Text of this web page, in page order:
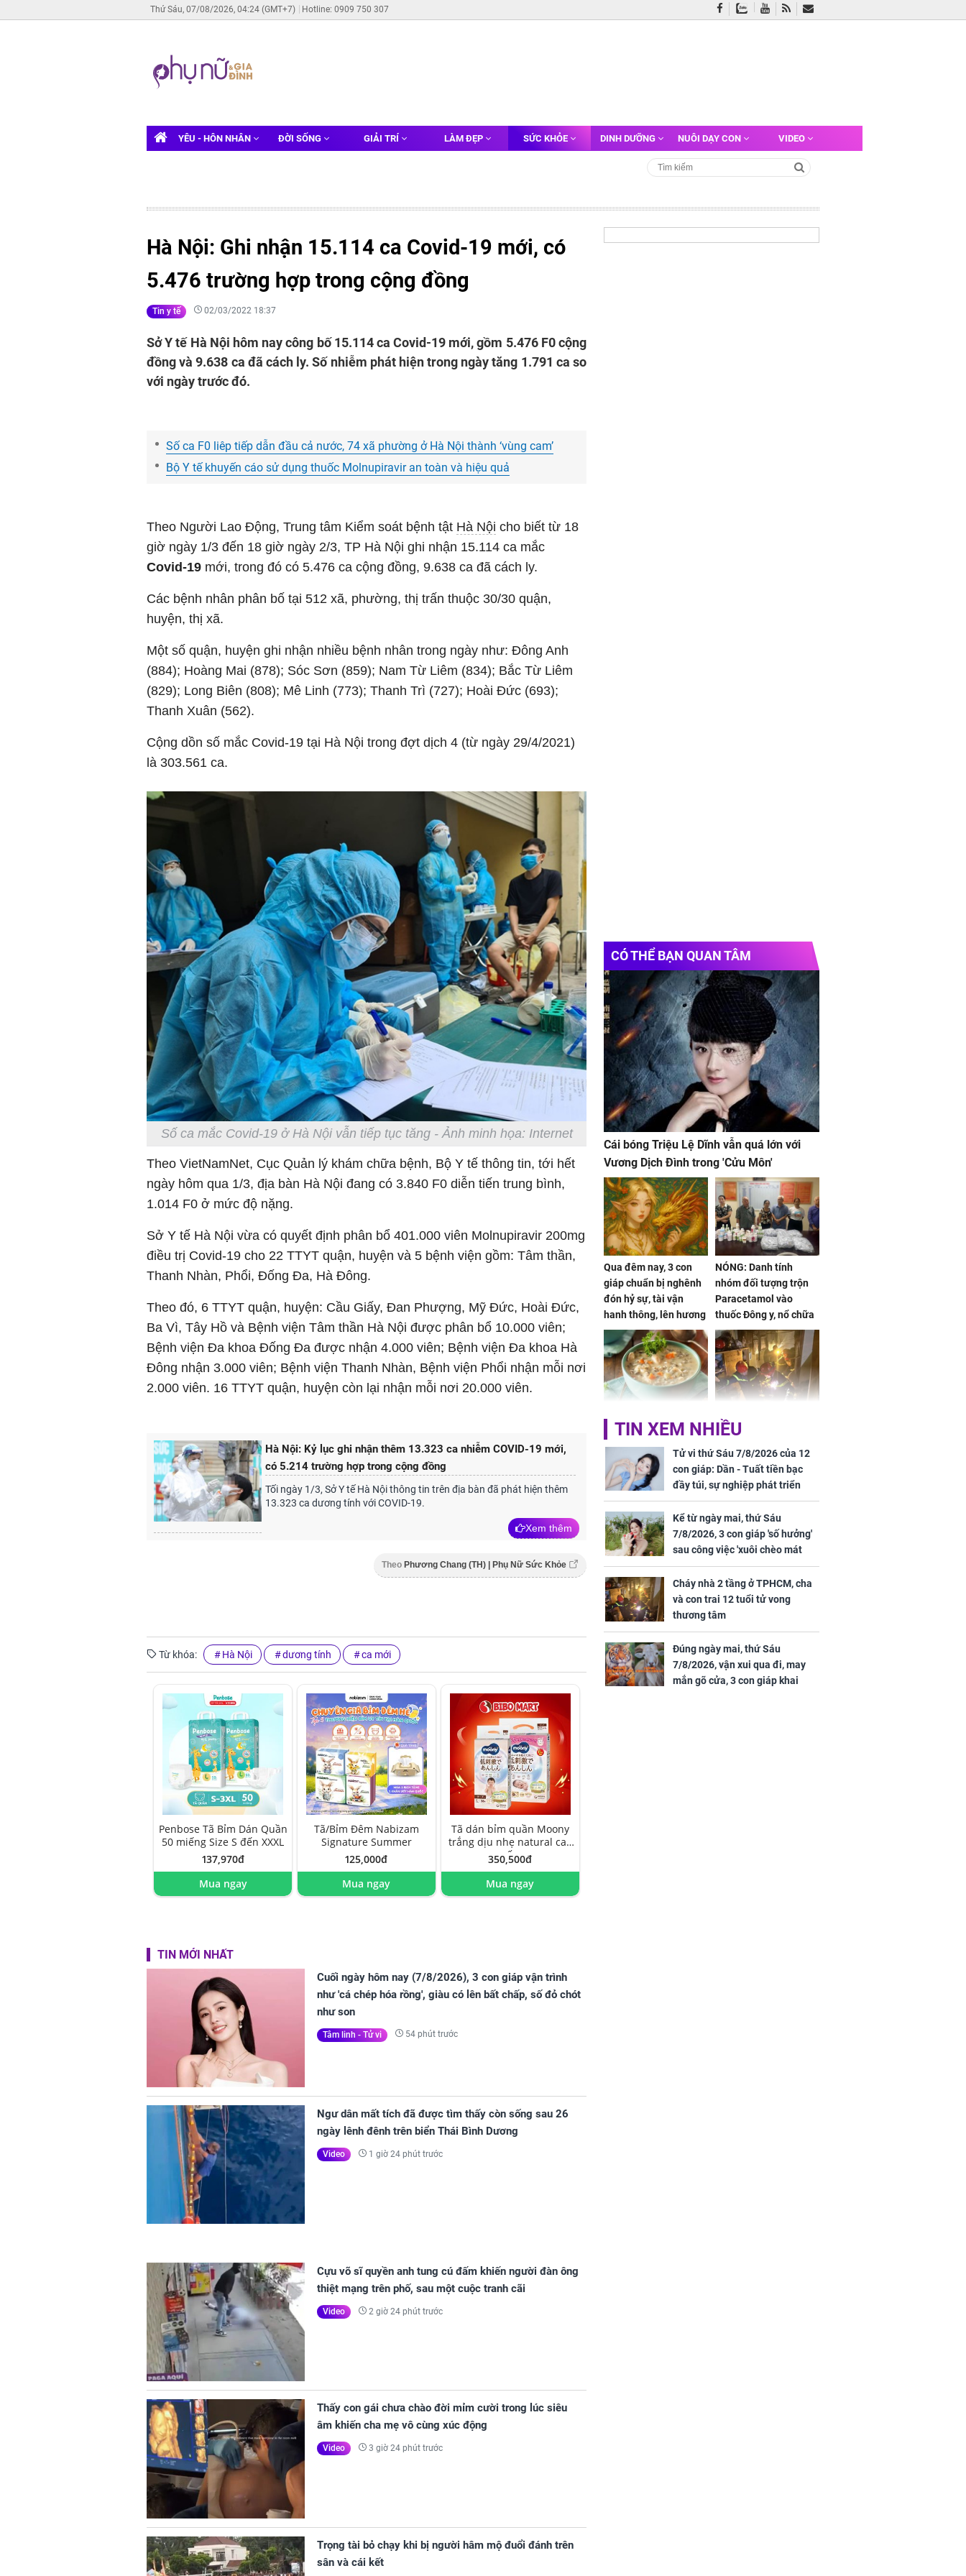
Thứ Sáu, 07/08/2026, 04:24 (GMT+7) Hotline: 0909 750 307
YÊU - HÔN NHÂN ĐỜI SỐNG GIẢI TRÍ LÀM ĐẸP SỨC KHỎE DINH DƯỠNG NUÔI DẠY CON VIDEO
Hà Nội: Ghi nhận 15.114 ca Covid-19 mới, có
5.476 trường hợp trong cộng đồng
Tin y tế 02/03/2022 18:37
Sở Y tế Hà Nội hôm nay công bố 15.114 ca Covid-19 mới, gồm 5.476 F0 cộng
đồng và 9.638 ca đã cách ly. Số nhiễm phát hiện trong ngày tăng 1.791 ca so
với ngày trước đó.
Số ca F0 liêp tiếp dẫn đầu cả nước, 74 xã phường ở Hà Nội thành ‘vùng cam’
Bộ Y tế khuyến cáo sử dụng thuốc Molnupiravir an toàn và hiệu quả
Theo Người Lao Động, Trung tâm Kiểm soát bệnh tật Hà Nội cho biết từ 18
giờ ngày 1/3 đến 18 giờ ngày 2/3, TP Hà Nội ghi nhận 15.114 ca mắc
Covid-19 mới, trong đó có 5.476 ca cộng đồng, 9.638 ca đã cách ly.
Các bệnh nhân phân bố tại 512 xã, phường, thị trấn thuộc 30/30 quận,
huyện, thị xã.
Một số quận, huyện ghi nhận nhiều bệnh nhân trong ngày như: Đông Anh
(884); Hoàng Mai (878); Sóc Sơn (859); Nam Từ Liêm (834); Bắc Từ Liêm
(829); Long Biên (808); Mê Linh (773); Thanh Trì (727); Hoài Đức (693);
Thanh Xuân (562).
Cộng dồn số mắc Covid-19 tại Hà Nội trong đợt dịch 4 (từ ngày 29/4/2021)
là 303.561 ca.
Số ca mắc Covid-19 ở Hà Nội vẫn tiếp tục tăng - Ảnh minh họa: Internet
Theo VietNamNet, Cục Quản lý khám chữa bệnh, Bộ Y tế thông tin, tới hết
ngày hôm qua 1/3, địa bàn Hà Nội đang có 3.840 F0 diễn tiến trung bình,
1.014 F0 ở mức độ nặng.
Sở Y tế Hà Nội vừa có quyết định phân bổ 401.000 viên Molnupiravir 200mg
điều trị Covid-19 cho 22 TTYT quận, huyện và 5 bệnh viện gồm: Tâm thần,
Thanh Nhàn, Phổi, Đống Đa, Hà Đông.
Theo đó, 6 TTYT quận, huyện: Cầu Giấy, Đan Phượng, Mỹ Đức, Hoài Đức,
Ba Vì, Tây Hồ và Bệnh viện Tâm thần Hà Nội được phân bổ 10.000 viên;
Bệnh viện Đa khoa Đống Đa được nhận 4.000 viên; Bệnh viện Đa khoa Hà
Đông nhận 3.000 viên; Bệnh viện Thanh Nhàn, Bệnh viện Phổi nhận mỗi nơi
2.000 viên. 16 TTYT quận, huyện còn lại nhận mỗi nơi 20.000 viên.
Hà Nội: Kỷ lục ghi nhận thêm 13.323 ca nhiễm COVID-19 mới,
có 5.214 trường hợp trong cộng đồng
Tối ngày 1/3, Sở Y tế Hà Nội thông tin trên địa bàn đã phát hiện thêm
13.323 ca dương tính với COVID-19.
Xem thêm
Theo Phương Chang (TH) | Phụ Nữ Sức Khỏe
Từ khóa: Hà Nội dương tính ca mới
Penbose Tã Bỉm Dán Quần
50 miếng Size S đến XXXL
137,970đ
Mua ngay
Tã/Bỉm Đêm Nabizam
Signature Summer
125,000đ
Mua ngay
Tã dán bỉm quần Moony
trắng dịu nhẹ natural cao
cấp
350,500đ
Mua ngay
TIN MỚI NHẤT
Cuối ngày hôm nay (7/8/2026), 3 con giáp vận trình
như 'cá chép hóa rồng', giàu có lên bất chấp, số đỏ chót
như son
Tâm linh - Tử vi 54 phút trước
Ngư dân mất tích đã được tìm thấy còn sống sau 26
ngày lênh đênh trên biển Thái Bình Dương
Video 1 giờ 24 phút trước
Cựu võ sĩ quyền anh tung cú đấm khiến người đàn ông
thiệt mạng trên phố, sau một cuộc tranh cãi
Video 2 giờ 24 phút trước
Thấy con gái chưa chào đời mỉm cười trong lúc siêu
âm khiến cha mẹ vô cùng xúc động
Video 3 giờ 24 phút trước
Trọng tài bỏ chạy khi bị người hâm mộ đuổi đánh trên
sân và cái kết
CÓ THỂ BẠN QUAN TÂM
Cái bóng Triệu Lệ Dĩnh vẫn quá lớn với
Vương Dịch Đình trong 'Cửu Môn'
Qua đêm nay, 3 con
giáp chuẩn bị nghênh
đón hỷ sự, tài vận
hanh thông, lên hương
hóa Rồng hóa Phượng,
gom hết may mắn về
nhà
NÓNG: Danh tính
nhóm đối tượng trộn
Paracetamol vào
thuốc Đông y, nổ chữa
bách bệnh
Giá trị sức khỏe và
cách sử dụng đúng
của loại hạt bình dân
Cháy nhà 2 tầng ở
TPHCM, cha và con
trai 12 tuổi tử vong
thương tâm
Chân dung nam diễn
ứng ngược khi than
nghèo
TIN XEM NHIỀU
Tử vi thứ Sáu 7/8/2026 của 12
con giáp: Dần - Tuất tiền bạc
đầy túi, sự nghiệp phát triển
hưng thịnh, Mão - Thân tài lộc
ảm đạm, mọi sự khó thành công
mỹ mãn
Kể từ ngày mai, thứ Sáu
7/8/2026, 3 con giáp 'số hưởng'
sau công việc 'xuôi chèo mát
mái', tiền tài 'thu về như nước',
tình duyên viên mãn
Cháy nhà 2 tầng ở TPHCM, cha
và con trai 12 tuổi tử vong
thương tâm
Đúng ngày mai, thứ Sáu
7/8/2026, vận xui qua đi, may
mắn gõ cửa, 3 con giáp khai